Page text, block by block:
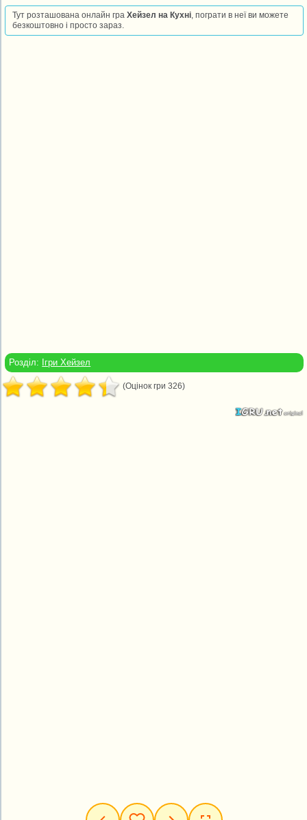
Тут розташована онлайн граХейзел на Кухні, пограти в неї ви можете
безкоштовно і просто зараз.
Розділ: Ігри Хейзел
(Оцінок гри 326)